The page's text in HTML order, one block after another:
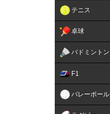
テニス
卓球
バドミントン
F1
バレーボール